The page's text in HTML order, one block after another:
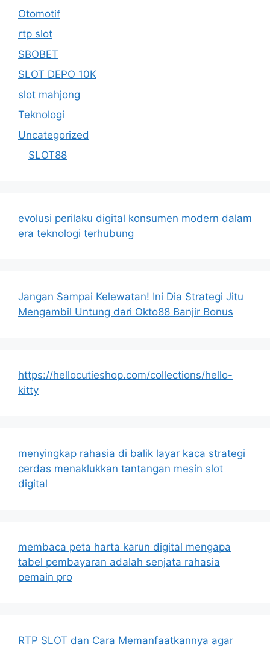
Otomotif
rtp slot
SBOBET
SLOT DEPO 10K
slot mahjong
Teknologi
Uncategorized
SLOT88
evolusi perilaku digital konsumen modern dalam
era teknologi terhubung
Jangan Sampai Kelewatan! Ini Dia Strategi Jitu
Mengambil Untung dari Okto88 Banjir Bonus
https://hellocutieshop.com/collections/hello-
kitty
menyingkap rahasia di balik layar kaca strategi
cerdas menaklukkan tantangan mesin slot
digital
membaca peta harta karun digital mengapa
tabel pembayaran adalah senjata rahasia
pemain pro
RTP SLOT dan Cara Memanfaatkannya agar